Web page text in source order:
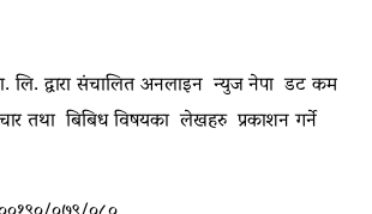
लि. द्वारा संचालित अनलाइन न्युज नेपा डट कम
तथा बिबिध विषयका लेखहरु प्रकाशन गर्ने